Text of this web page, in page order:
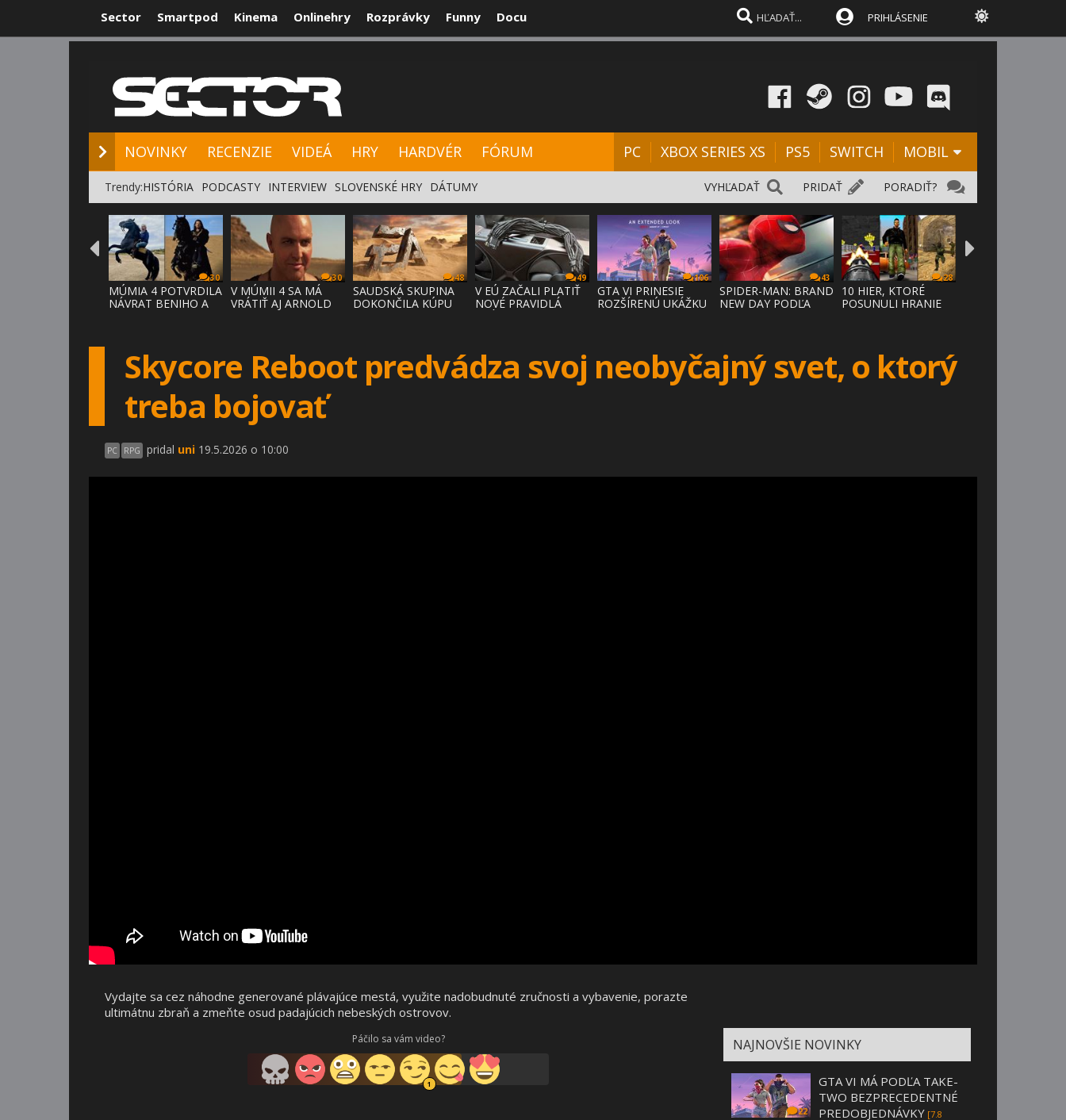
Sector Smartpod Kinema Onlinehry Rozprávky Funny Docu PRIHLÁSENIE
NOVINKY RECENZIE VIDEÁ HRY HARDVÉR FÓRUM PC XBOX SERIES XS PS5 SWITCH MOBIL
PORADIŤ?
PRIDAŤ
VYHĽADAŤ
Trendy:HISTÓRIA PODCASTY INTERVIEW SLOVENSKÉ HRY DÁTUMY
30
MÚMIA 4 POTVRDILA
NÁVRAT BENIHO A
30
V MÚMII 4 SA MÁ
VRÁTIŤ AJ ARNOLD
48
SAUDSKÁ SKUPINA
DOKONČILA KÚPU
49
V EÚ ZAČALI PLATIŤ
NOVÉ PRAVIDLÁ
106
GTA VI PRINESIE
ROZŠÍRENÚ UKÁŽKU
43
SPIDER-MAN: BRAND
NEW DAY PODĽA
28
10 HIER, KTORÉ
POSUNULI HRANIE
Skycore Reboot predvádza svoj neobyčajný svet, o ktorý
treba bojovať
PC RPG pridal uni 19.5.2026 o 10:00
Vydajte sa cez náhodne generované plávajúce mestá, využite nadobudnuté zručnosti a vybavenie, porazte
ultimátnu zbraň a zmeňte osud padajúcich nebeských ostrovov.
Páčilo sa vám video? NAJNOVŠIE NOVINKY
22
GTA VI MÁ PODĽA TAKE-
TWO BEZPRECEDENTNÉ
PREDOBJEDNÁVKY [7.8